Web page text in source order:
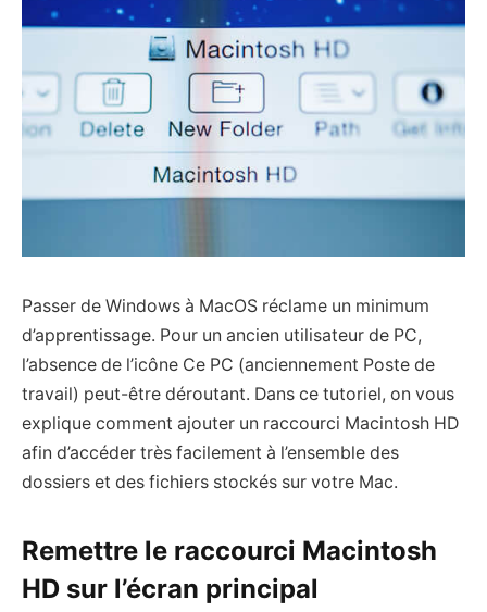
Passer de Windows à MacOS réclame un minimum
d’apprentissage. Pour un ancien utilisateur de PC,
l’absence de l’icône Ce PC (anciennement Poste de
travail) peut-être déroutant. Dans ce tutoriel, on vous
explique comment ajouter un raccourci Macintosh HD
afin d’accéder très facilement à l’ensemble des
dossiers et des fichiers stockés sur votre Mac.
Remettre le raccourci Macintosh
HD sur l’écran principal